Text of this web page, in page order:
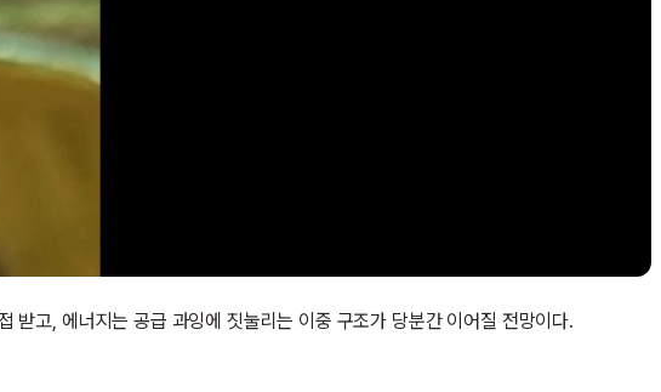
받고, 에너지는 공급 과잉에 짓눌리는 이중 구조가 당분간 이어질 전망이다.